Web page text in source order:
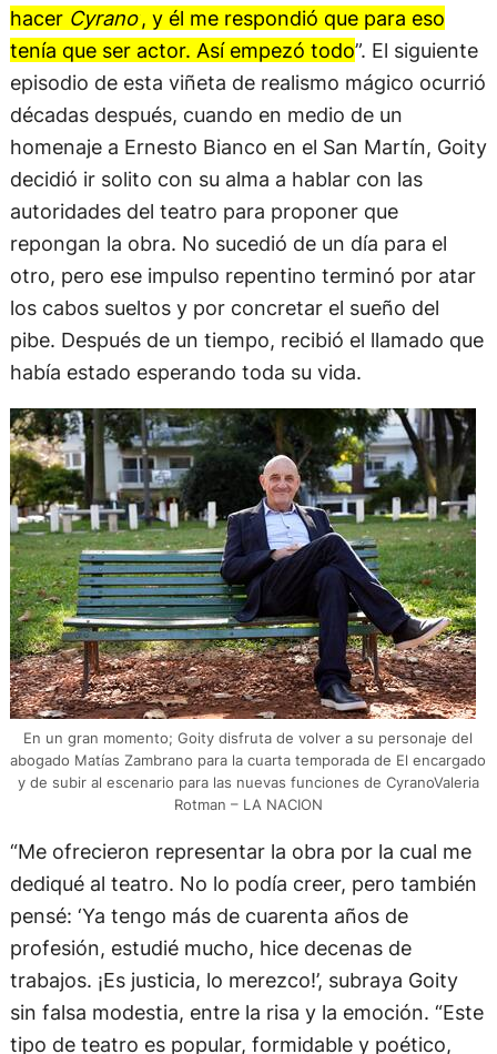
hacer Cyrano’, y él me respondió que para eso
tenía que ser actor. Así empezó todo”. El siguiente
episodio de esta viñeta de realismo mágico ocurrió
décadas después, cuando en medio de un
homenaje a Ernesto Bianco en el San Martín, Goity
decidió ir solito con su alma a hablar con las
autoridades del teatro para proponer que
repongan la obra. No sucedió de un día para el
otro, pero ese impulso repentino terminó por atar
los cabos sueltos y por concretar el sueño del
pibe. Después de un tiempo, recibió el llamado que
había estado esperando toda su vida.
En un gran momento; Goity disfruta de volver a su personaje del
abogado Matías Zambrano para la cuarta temporada de El encargado
y de subir al escenario para las nuevas funciones de CyranoValeria
Rotman – LA NACION
“Me ofrecieron representar la obra por la cual me
dediqué al teatro. No lo podía creer, pero también
pensé: ‘Ya tengo más de cuarenta años de
profesión, estudié mucho, hice decenas de
trabajos. ¡Es justicia, lo merezco!’, subraya Goity
sin falsa modestia, entre la risa y la emoción. “Este
tipo de teatro es popular, formidable y poético,